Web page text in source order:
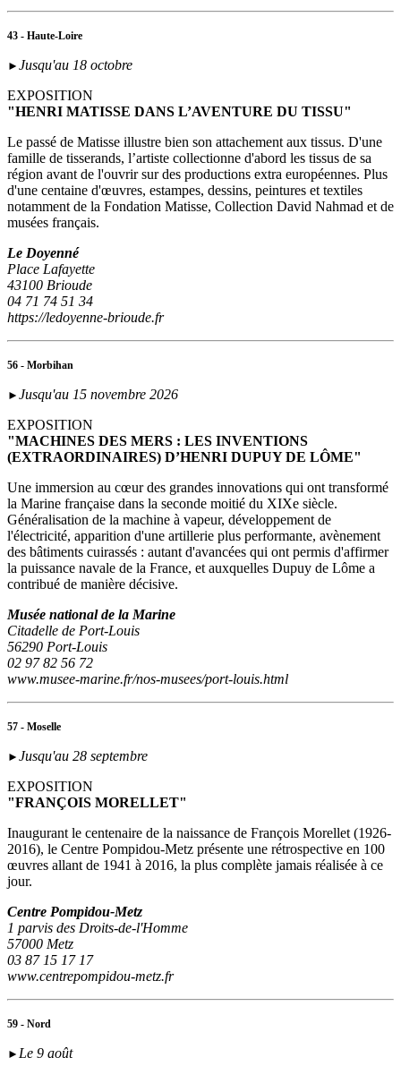
43 - Haute-Loire
► Jusqu'au 18 octobre
EXPOSITION
"HENRI MATISSE DANS L’AVENTURE DU TISSU"
Le passé de Matisse illustre bien son attachement aux tissus. D'une
famille de tisserands, l’artiste collectionne d'abord les tissus de sa
région avant de l'ouvrir sur des productions extra européennes. Plus
d'une centaine d'œuvres, estampes, dessins, peintures et textiles
notamment de la Fondation Matisse, Collection David Nahmad et de
musées français.
Le Doyenné
Place Lafayette
43100 Brioude
04 71 74 51 34
https://ledoyenne-brioude.fr
56 - Morbihan
► Jusqu'au 15 novembre 2026
EXPOSITION
"MACHINES DES MERS : LES INVENTIONS
(EXTRAORDINAIRES) D’HENRI DUPUY DE LÔME"
Une immersion au cœur des grandes innovations qui ont transformé
la Marine française dans la seconde moitié du XIXe siècle.
Généralisation de la machine à vapeur, développement de
l'électricité, apparition d'une artillerie plus performante, avènement
des bâtiments cuirassés : autant d'avancées qui ont permis d'affirmer
la puissance navale de la France, et auxquelles Dupuy de Lôme a
contribué de manière décisive.
Musée national de la Marine
Citadelle de Port-Louis
56290 Port-Louis
02 97 82 56 72
www.musee-marine.fr/nos-musees/port-louis.html
57 - Moselle
► Jusqu'au 28 septembre
EXPOSITION
"FRANÇOIS MORELLET"
Inaugurant le centenaire de la naissance de François Morellet (1926-
2016), le Centre Pompidou-Metz présente une rétrospective en 100
œuvres allant de 1941 à 2016, la plus complète jamais réalisée à ce
jour.
Centre Pompidou-Metz
1 parvis des Droits-de-l'Homme
57000 Metz
03 87 15 17 17
www.centrepompidou-metz.fr
59 - Nord
► Le 9 août